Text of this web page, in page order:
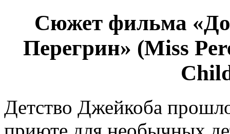
Сюжет фильма
Перегрин» (Miss
Детство Джейкоба